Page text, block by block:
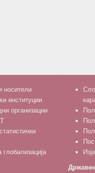
носители
институции
организации
глобализација